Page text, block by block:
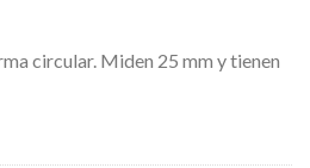
circular. Miden 25 mm y tienen